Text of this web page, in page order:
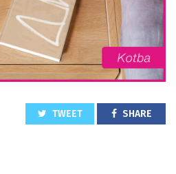
TWEET SHARE